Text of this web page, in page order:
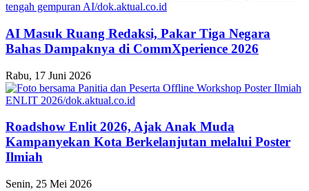
AI Masuk Ruang Redaksi, Pakar Tiga Negara
Bahas Dampaknya di CommXperience 2026
Rabu, 17 Juni 2026
Roadshow Enlit 2026, Ajak Anak Muda
Kampanyekan Kota Berkelanjutan melalui Poster
Ilmiah
Senin, 25 Mei 2026